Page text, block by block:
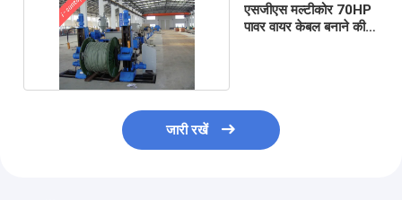
एसजीएस मल्टीकोर 70HP
पावर वायर केबल बनाने की
जारी रखें